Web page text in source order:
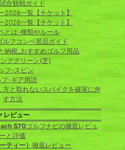
合観戦ガイド
2026一覧【チケット】
2026一覧【チケット】
とは-種類やルール
ルフコンペ景品ガイド
納税_おすすめゴルフ用品
ググリーン(芝)
フ-スピン
フ-ギア用語
方と取れないスパイクを確実に外
す方法
レビュー
S70ゴルフナビの徹底レビュ
ーと評価
ティー） 徹底レビュー